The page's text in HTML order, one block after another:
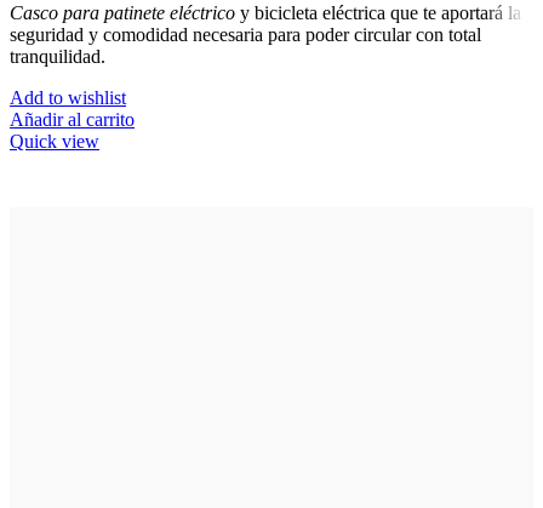
Casco para patinete eléctrico y bicicleta eléctrica que te aportará la
seguridad y comodidad necesaria para poder circular con total
tranquilidad.
Add to wishlist
Añadir al carrito
Quick view